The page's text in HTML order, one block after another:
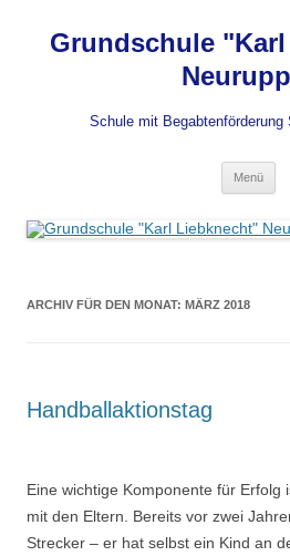
Grundschule
Schule mit
Menü
ARCHIV FÜR DEN MONAT: MÄRZ 2018
Handballaktionstag
Eine wichtige Komponente für Erfolg
mit den Eltern. Bereits vor zwei
Strecker – er hat selbst ein Kind an